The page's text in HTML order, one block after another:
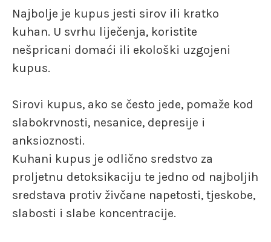
Najbolje je kupus jesti sirov ili kratko
kuhan. U svrhu liječenja, koristite
nešpricani domaći ili ekološki uzgojeni
kupus.
Sirovi kupus, ako se često jede, pomaže kod
slabokrvnosti, nesanice, depresije i
anksioznosti.
Kuhani kupus je odlično sredstvo za
proljetnu detoksikaciju te jedno od najboljih
sredstava protiv živčane napetosti, tjeskobe,
slabosti i slabe koncentracije.